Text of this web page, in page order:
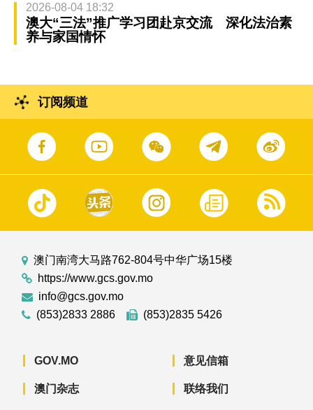
2026-08-04 18:32
澳大“三法”推广学习团赴京交流 深化法治素
养与家国情怀
订阅频道
澳门南湾大马路762-804号中华广场15楼
https://www.gcs.gov.mo
info@gcs.gov.mo
(853)2833 2886
(853)2835 5426
GOV.MO
澳门杂志
意见信箱
联络我们